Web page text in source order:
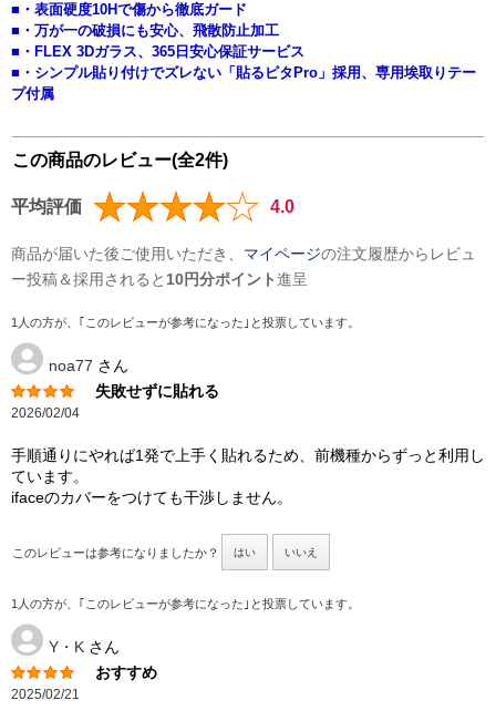
■・表面硬度10Hで傷から徹底ガード
■・万が一の破損にも安心、飛散防止加工
■・FLEX 3Dガラス、365日安心保証サービス
■・シンプル貼り付けでズレない「貼るピタPro」採用、専用埃取りテー
プ付属
この商品のレビュー(全2件)
平均評価 4.0
商品が届いた後ご使用いただき、 マイページの注文履歴からレビュ
ー投稿＆採用されると 10円分ポイント進呈
1人の方が、｢このレビューが参考になった｣と投票しています。
noa77 さん
失敗せずに貼れる
2026/02/04
手順通りにやれば1発で上手く貼れるため、前機種からずっと利用し
ています。
ifaceのカバーをつけても干渉しません。
このレビューは参考になりましたか？ はい いいえ
1人の方が、｢このレビューが参考になった｣と投票しています。
Y・K さん
おすすめ
2025/02/21